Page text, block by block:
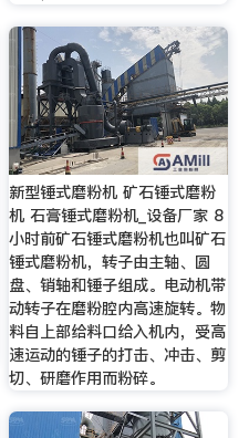
新型锤式磨粉机 矿石锤式磨粉
机 石膏锤式磨粉机_设备厂家 8
小时前矿石锤式磨粉机也叫矿石
锤式磨粉机，转子由主轴、圆
盘、销轴和锤子组成。电动机带
动转子在磨粉腔内高速旋转。物
料自上部给料口给入机内，受高
速运动的锤子的打击、冲击、剪
切、研磨作用而粉碎。